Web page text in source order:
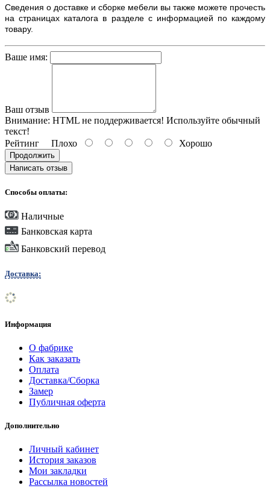
Сведения о доставке и сборке мебели вы также можете прочесть
на страницах каталога в разделе с информацией по каждому
товару.
Ваше имя:
Ваш отзыв
Внимание: HTML не поддерживается! Используйте обычный
текст!
Рейтинг Плохо Хорошо
Продолжить
Написать отзыв
Способы оплаты:
Наличные
Банковская карта
Банковский перевод
Доставка:
Информация
О фабрике
Как заказать
Оплата
Доставка/Сборка
Замер
Публичная оферта
Дополнительно
Личный кабинет
История заказов
Мои закладки
Рассылка новостей